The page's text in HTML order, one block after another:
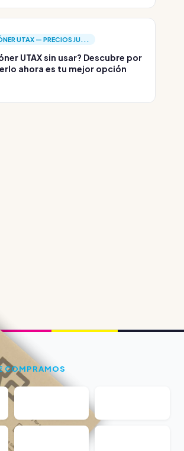
UTAX — PRECIOS JU...
UTAX sin usar? Descubre por
ahora es tu mejor opción
COMPRAMOS